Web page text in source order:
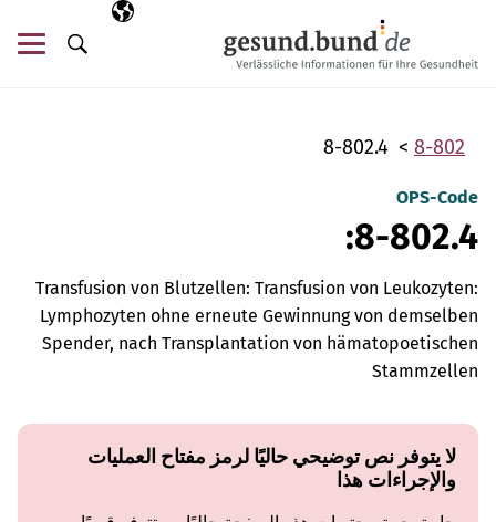
اللغة المختارة
AR
البحث
8-802
8-802.4
OPS-Code
8-802.4:
Transfusion von Blutzellen: Transfusion von Leukozyten:
Lymphozyten ohne erneute Gewinnung von demselben
Spender, nach Transplantation von hämatopoetischen
Stammzellen
لا يتوفر نص توضيحي حاليًا لرمز مفتاح العمليات
والإجراءات هذا